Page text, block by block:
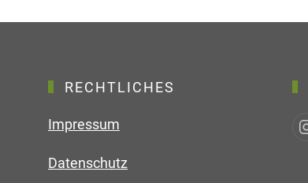
RECHTLICHES
Impressum
Datenschutz